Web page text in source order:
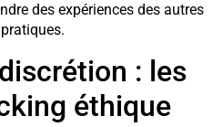
des expériences des autres
: les
éthique